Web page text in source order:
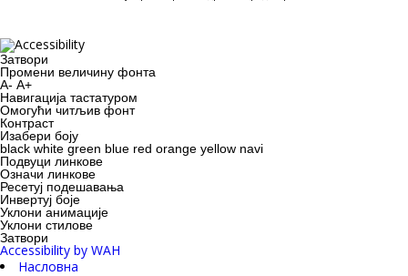
Затвори
Промени величину фонта
A- A+
Навигација тастатуром
Oмогући читљив фонт
Контраст
Изабери боју
black white green blue red orange yellow navi
Подвуци линкове
Означи линкове
Ресетуј подешавања
Инвертуј боје
Уклони анимације
Уклони стилове
Затвори
Accessibility by WAH
Насловна